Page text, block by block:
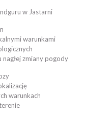
w Jastarni
warunkami
zmiany pogody
warunkach